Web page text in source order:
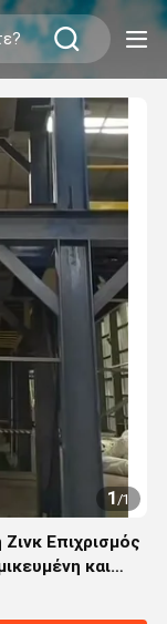
1/1
Επιχρισμός
και